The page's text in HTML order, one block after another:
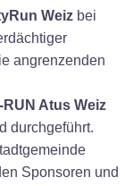
Weiz bei
angrenzenden
RUN Atus Weiz
durchgeführt.
Sponsoren und